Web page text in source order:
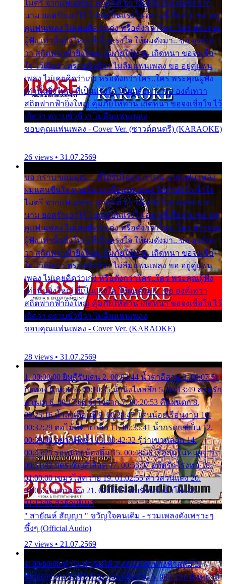
ไมตรี จากแฟนเพลง ทุกทุกที่ ปราณีหลั่งไหล ผมขอฝาก
นาม ยอดรักเอาไว้ โปรดเป็นแรงใจ อย่างนี้เรื่อยไป ขอ อยู่
คู่แฟนเพลง ไม่เคยคิดว่าเก่ง หรือดังกว่าใคร..ใคร พระคุณ
ผู้ฟัง เท่านั้นยิ่งใหญ่ ที่เป็นแรงใจ ให้ผมดังมา.. ขอ องค์เท
วา สถิตฟากฟ้ายิ่งใหญ่ คุ้มภัยให้ท่าน เถิดหนา ขอจงเชื่อ
ใจ ไว้เถิดว่า ตราบชั่วชีวา ไม่ลืมแฟนเพลง ขอ อยู่คู่แฟน
เพลง ไม่เคยคิดว่าเก่ง หรือดังกว่าใคร..ใคร พระคุณผู้ฟัง
เท่านั้นยิ่งใหญ่ ที่เป็นแรงใจ ให้ผมดังมา.. ขอ องค์เทวา
สถิตฟากฟ้ายิ่งใหญ่ คุ้มภัยให้ท่าน เถิดหนา ขอจงเชื่อใจ ไว้
เถิดว่า ตราบชั่วชีวา ไม่ลืมแฟนเพลง
ขอบคุณแฟนเพลง - Cover Ver. (ซาวด์ดนตรี) (KARAOKE)
26 views • 31.07.2569
ขอ กราบ ขอบคุณ.... ที่ได้รับไออุ่น การุณ จากแฟน เพลง
ผมแสนชื่นใจ หายวังเวง เมื่อแฟนเพลง ให้กำลังใจ น้ำใจ
ไมตรี จากแฟนเพลง ทุกทุกที่ ปราณีหลั่งไหล ผมขอฝาก
นาม ยอดรักเอาไว้ โปรดเป็นแรงใจ อย่างนี้เรื่อยไป ขอ อยู่
คู่แฟนเพลง ไม่เคยคิดว่าเก่ง หรือดังกว่าใคร..ใคร พระคุณ
ผู้ฟัง เท่านั้นยิ่งใหญ่ ที่เป็นแรงใจ ให้ผมดังมา.. ขอ องค์เท
วา สถิตฟากฟ้ายิ่งใหญ่ คุ้มภัยให้ท่าน เถิดหนา ขอจงเชื่อ
ใจ ไว้เถิดว่า ตราบชั่วชีวา ไม่ลืมแฟนเพลง ขอ อยู่คู่แฟน
เพลง ไม่เคยคิดว่าเก่ง หรือดังกว่าใคร..ใคร พระคุณผู้ฟัง
เท่านั้นยิ่งใหญ่ ที่เป็นแรงใจ ให้ผมดังมา.. ขอ องค์เทวา
สถิตฟากฟ้ายิ่งใหญ่ คุ้มภัยให้ท่าน เถิดหนา ขอจงเชื่อใจ ไว้
เถิดว่า ตราบชั่วชีวา ไม่ลืมแฟนเพลง
ขอบคุณแฟนเพลง - Cover Ver. (KARAOKE)
28 views • 31.07.2569
1. 00:00:00 ยินดีรับเดน 2. 00:03:44 น้ำตาอีสาน 3. 00:07:51
กิ่งทองใบหยก 4. 00:10:35 น้ำนิ่งไหลลึก 5. 00:13:49 ลานรัก
ลานเท 6. 00:17:06 จำใจจาก 7. 00:20:53 คืนฝนตก 8.
00:25:16 น้ำลงเดือนยี่ 9. 00:28:47 โสนน้อยเรือนงาม 10.
00:32:29 ตอไม้ที่ตายแล้ว 11. 00:35:41 น้ำกรดแช่เย็น 12.
00:39:08 อยากฟังซ้ำ 13. 00:42:32 รู้ว่าเขาหลอก 14.
00:45:25 รอหน่อยน้องติ๋ม 15. 00:48:56 เรือล่มในหนอง 16.
00:51:43 บัตรเชิญสีเลือด 17. 00:56:07 อดีตรักโรงทอ 18.
01:00:00 เขมรไล่ควาย 19. 01:02:55 สาวสวนแตง 20.
01:05:51 แอบมอง 21. 01:09:27 พบรักปากน้ำโพ 22.
01:13:06 สายัณห์เมา
" สายัณห์ สัญญา " ขวัญใจคนเดิม - รวมเพลงดังเพราะๆ
ซึ้งๆ (Official Audio)
27 views • 21.07.2569
1. 00:00:00 ทำไมทำฉันได้ 2. 00:03:20 นางฟ้าสลัม 3.
00:06:50 คน 4. 00:10:36 บุญเหลือเกิน 5. 00:13:58 ฝนหยาด